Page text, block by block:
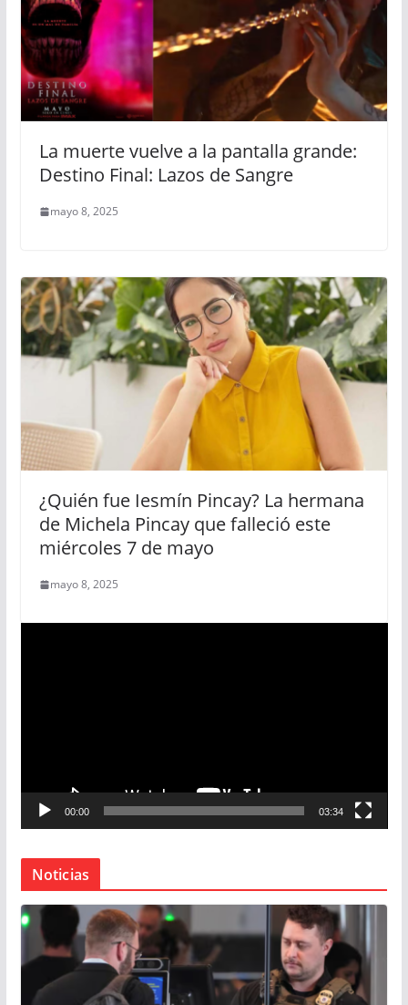
La muerte vuelve a la pantalla grande:
Destino Final: Lazos de Sangre
mayo 8, 2025
¿Quién fue Iesmín Pincay? La hermana
de Michela Pincay que falleció este
miércoles 7 de mayo
mayo 8, 2025
c
r
e
v
00:00 03:34
Noticias